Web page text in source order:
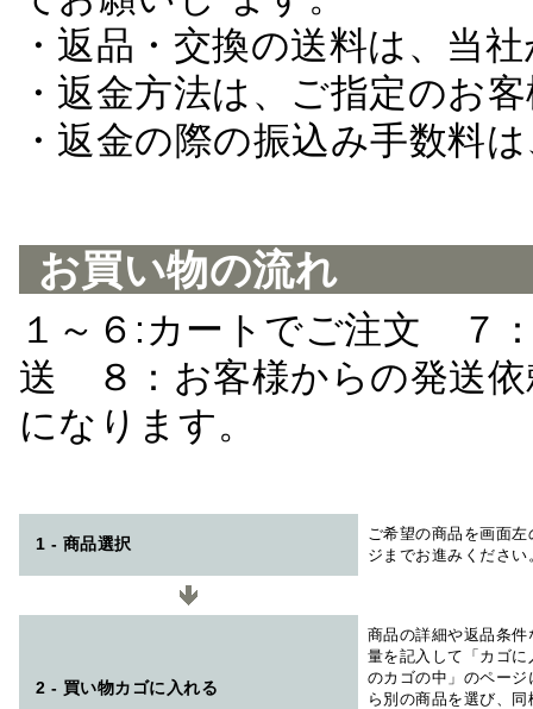
・返品・交換の送料は、当
・返金方法は、ご指定のお
・返金の際の振込み手数料
お買い物の流れ
１～６:カートでご注文 ７
送 ８：お客様からの発送
になります。
1 - 商品選択
ご希望の商品を画面
ジまでお進みください
2 - 買い物カゴに入れる
商品の詳細や返品条
量を記入して「カゴ
のカゴの中」のペー
ら別の商品を選び、